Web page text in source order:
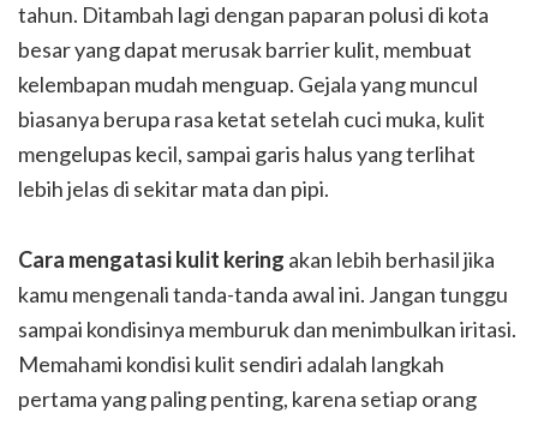
tahun. Ditambah lagi dengan paparan polusi di kota
besar yang dapat merusak barrier kulit, membuat
kelembapan mudah menguap. Gejala yang muncul
biasanya berupa rasa ketat setelah cuci muka, kulit
mengelupas kecil, sampai garis halus yang terlihat
lebih jelas di sekitar mata dan pipi.
Cara mengatasi kulit kering akan lebih berhasil jika
kamu mengenali tanda-tanda awal ini. Jangan tunggu
sampai kondisinya memburuk dan menimbulkan iritasi.
Memahami kondisi kulit sendiri adalah langkah
pertama yang paling penting, karena setiap orang